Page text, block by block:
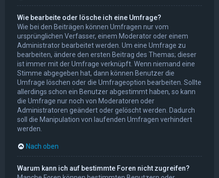
Wie bearbeite oder lösche ich eine Umfrage?
Wie bei den Beiträgen können Umfragen nur vom
ursprünglichen Verfasser, einem Moderator oder einem
Administrator bearbeitet werden. Um eine Umfrage zu
bearbeiten, ändere den ersten Beitrag des Themas; dieser
ist immer mit der Umfrage verknüpft. Wenn niemand eine
Stimme abgegeben hat, dann können Benutzer die
Umfrage löschen oder die Umfrageoption bearbeiten. Sollte
allerdings schon ein Benutzer abgestimmt haben, so kann
die Umfrage nur noch von Moderatoren oder
Administratoren geändert oder gelöscht werden. Dadurch
soll die Manipulation von laufenden Umfragen verhindert
werden.
Nach oben
Warum kann ich auf bestimmte Foren nicht zugreifen?